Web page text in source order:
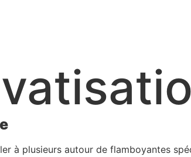
à plusieurs autour de flamboyantes